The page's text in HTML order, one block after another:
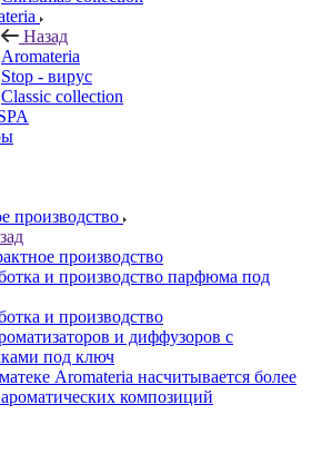
Назад
Aromateria
Stop - вирус
Сlassic collection
производство
производство
и производство парфюма под
и производство
и диффузоров с
под ключ
Aromateria насчитывается более
композиций